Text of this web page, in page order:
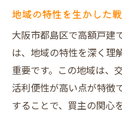
顧客満足度を高
トラブル回避
成功事例に基
不動産売買の基本
場で優位に立つ
不動産売買の
地域の特性を生かした
大阪市都島区で高額戸建
は、地域の特性を深く理
重要です。この地域は、
活利便性が高い点が特徴
することで、買主の関心